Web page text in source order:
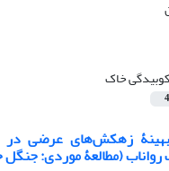
کوبیدگی خاک
4
بهینۀ زهکش‌های عرضی
رواناب (مطالعۀ موردی: